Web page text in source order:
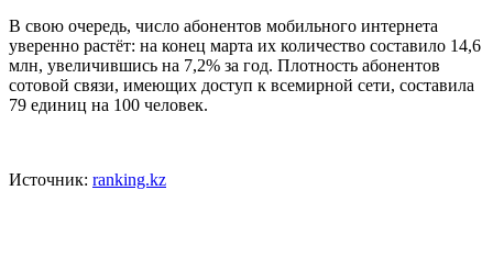
В свою очередь, число абонентов мобильного интернета
уверенно растёт: на конец марта их количество составило 14,6
млн, увеличившись на 7,2% за год. Плотность абонентов
сотовой связи, имеющих доступ к всемирной сети, составила
79 единиц на 100 человек.
Источник: ranking.kz